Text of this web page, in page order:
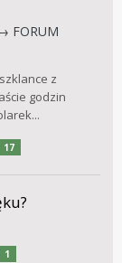
FORUM
z
godzin
17
1